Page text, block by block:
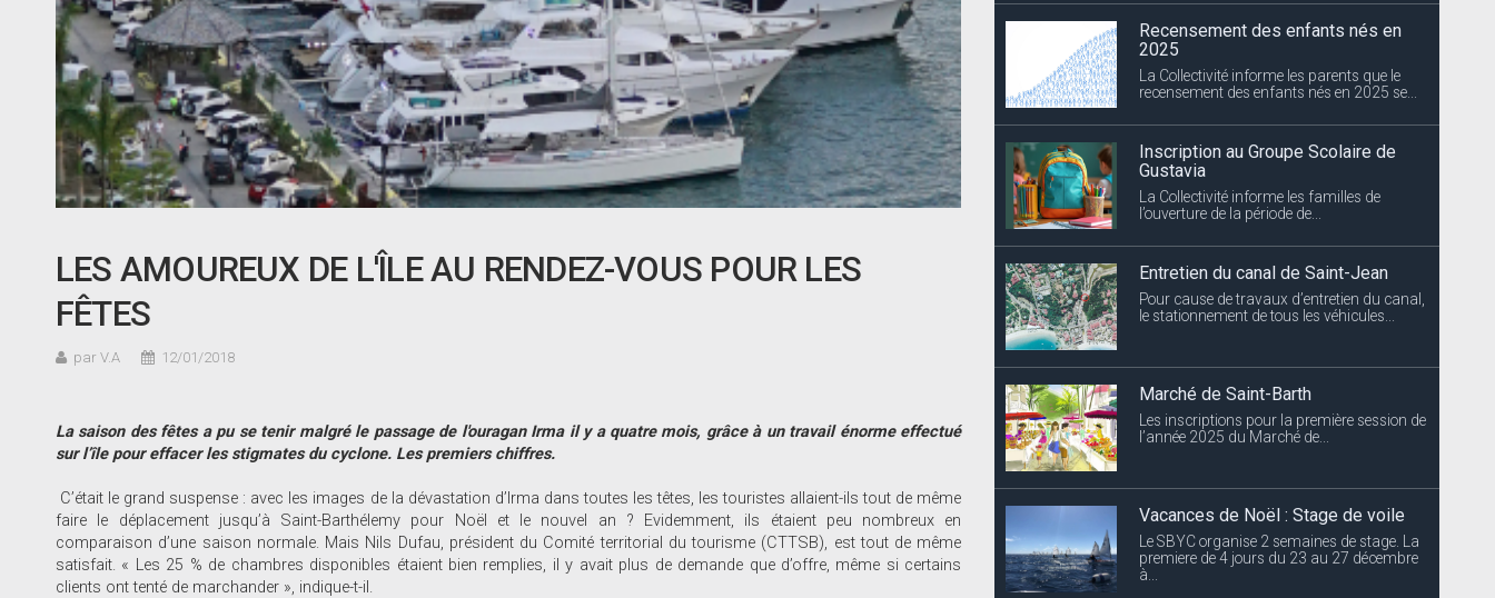
LES AMOUREUX DE L'ÎLE AU RENDEZ-VOUS POUR LES
FÊTES
par V.A 12/01/2018
La saison des fêtes a pu se tenir malgré le passage de l'ouragan Irma il y a quatre mois, grâce à un travail énorme effectué
sur l’île pour effacer les stigmates du cyclone. Les premiers chiffres.
C’était le grand suspense : avec les images de la dévastation d’Irma dans toutes les têtes, les touristes allaient-ils tout de même
faire le déplacement jusqu’à Saint-Barthélemy pour Noël et le nouvel an ? Evidemment, ils étaient peu nombreux en
comparaison d’une saison normale. Mais Nils Dufau, président du Comité territorial du tourisme (CTTSB), est tout de même
satisfait. « Les 25 % de chambres disponibles étaient bien remplies, il y avait plus de demande que d’offre, même si certains
clients ont tenté de marchander », indique-t-il.
Recensement des enfants nés en
2025
La Collectivité informe les parents que le
recensement des enfants nés en 2025 se...
Inscription au Groupe Scolaire de
Gustavia
La Collectivité informe les familles de
l’ouverture de la période de...
Entretien du canal de Saint-Jean
Pour cause de travaux d’entretien du canal,
le stationnement de tous les véhicules...
Marché de Saint-Barth
Les inscriptions pour la première session de
l’année 2025 du Marché de...
Vacances de Noël : Stage de voile
Le SBYC organise 2 semaines de stage. La
premiere de 4 jours du 23 au 27 décembre
à...